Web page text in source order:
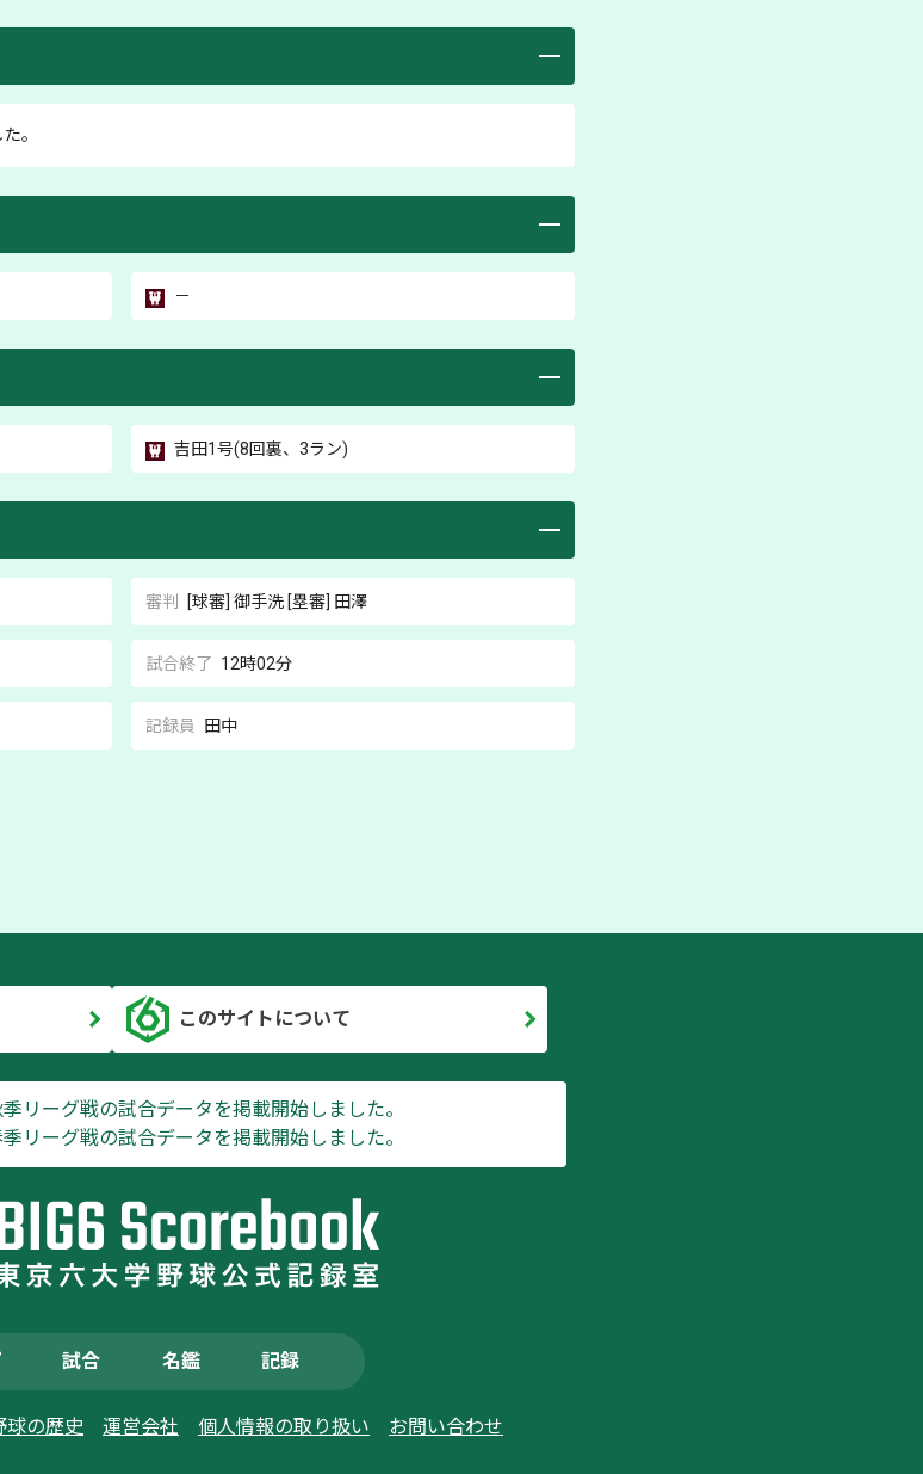
。
－
吉田1号(8回裏、3ラン)
審判 [球審] 御手洗 [塁審] 田澤
試合終了 12時02分
記録員 田中
このサイトについて
リーグ戦の試合データを掲載開始しました。
リーグ戦の試合データを掲載開始しました。
試合 名鑑 記録
球の歴史 運営会社 個人情報の取り扱い お問い合わせ